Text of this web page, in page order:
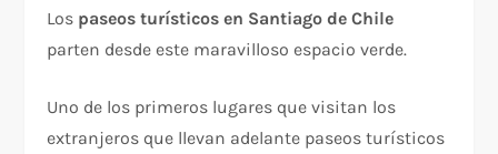
Los paseos turísticos en Santiago de Chile
parten desde este maravilloso espacio verde.
Uno de los primeros lugares que visitan los
extranjeros que llevan adelante paseos turísticos